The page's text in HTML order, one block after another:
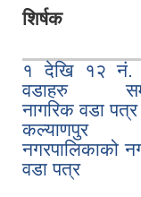
शिर्षक
१ देखि १२ नं.
वडाहरु
नागरिक वडा पत्र
कल्याणपुर
नगरपालिकाको
वडा पत्र